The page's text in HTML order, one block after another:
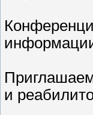
Приглашаем
и